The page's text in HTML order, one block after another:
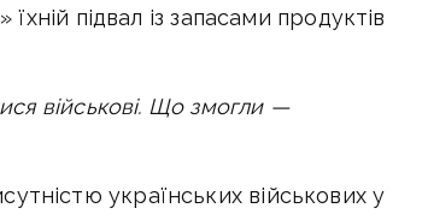
підвал із запасами продуктів
військові. Що змогли —
українських військових у